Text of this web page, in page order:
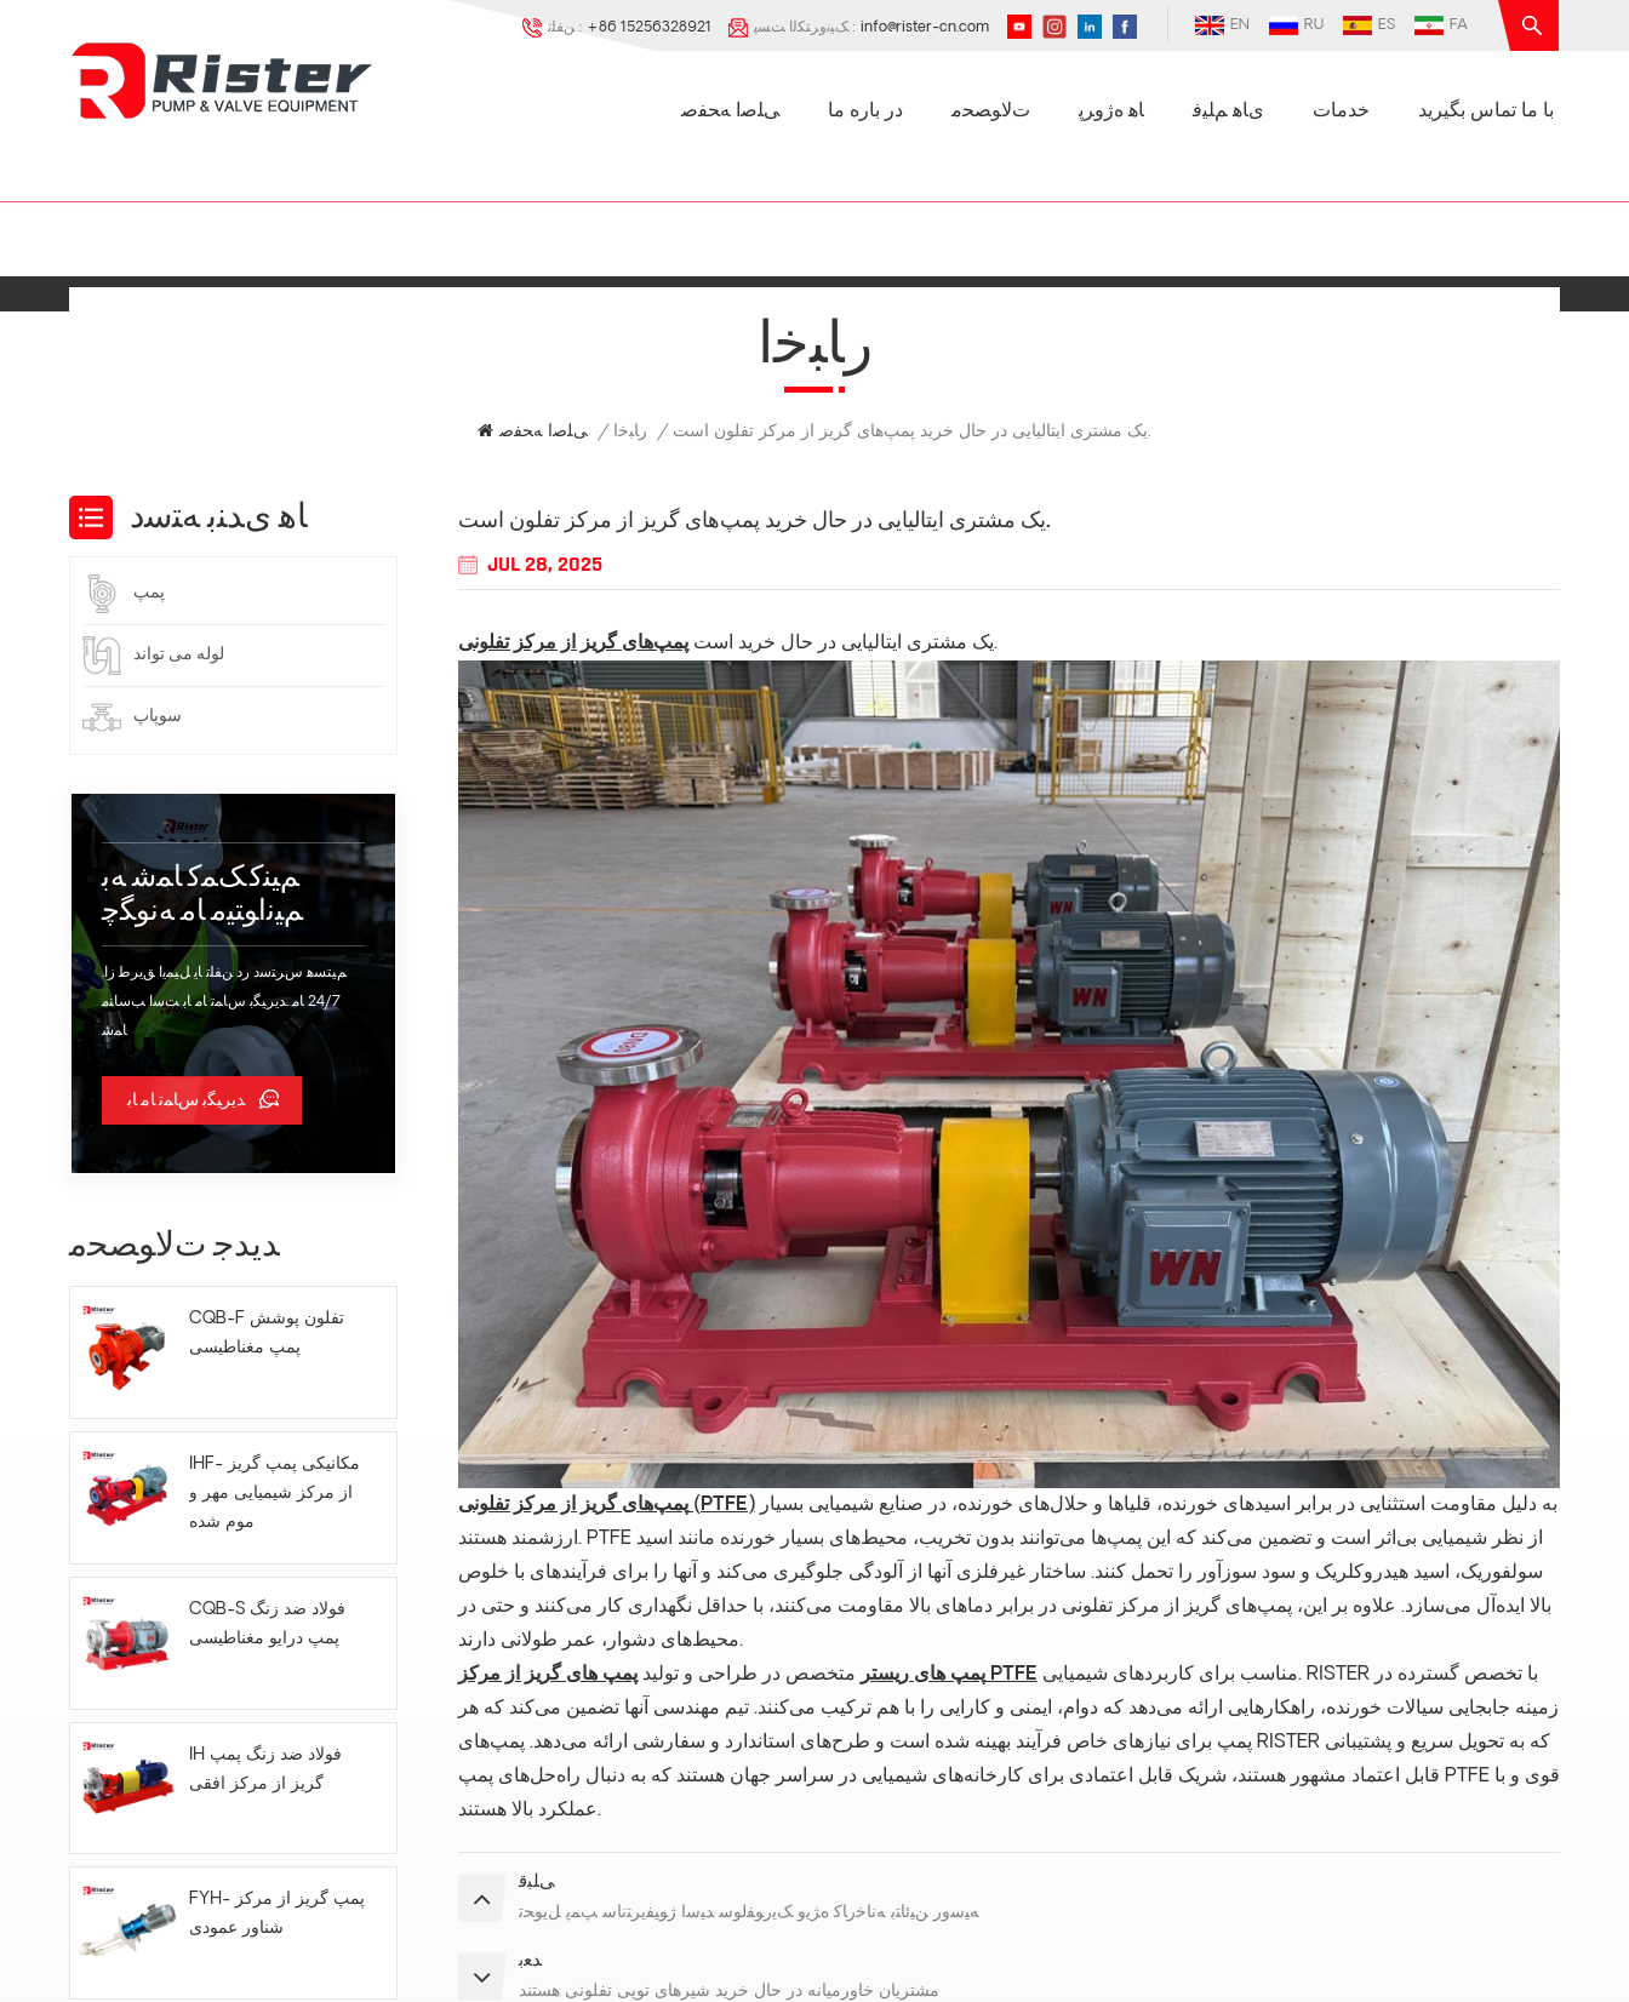
EN RU ES FA ﻦﻔﻠﺗ : +86 15256328921 ﮏﯿﻧﻭﺮﺘﮑﻟﺍ ﺖﺴﭘ : info@rister-cn.com
ﯽﻠﺻﺍ ﻪﺤﻔﺻ در باره ما ﺕﻻ ﻮﺼﺤﻣ ﺎﻫ ﻩﮊﻭﺮﭘ ﯼﺎﻫ ﻢﻠﯿﻓ خدمات با ما تماس بگیرید
ﺭﺎﺒﺧﺍ
ﯽﻠﺻﺍ ﻪﺤﻔﺻ / ﺭﺎﺒﺧﺍ / یک مشتری ایتالیایی در حال خرید پمپ‌های گریز از مرکز تفلون است.
یک مشتری ایتالیایی در حال خرید پمپ‌های گریز از مرکز تفلون است.
JUL 28, 2025
یک مشتری ایتالیایی در حال خرید استپمپ‌های گریز از مرکز تفلونی .
پمپ‌های گریز از مرکز تفلونی (PTFE)به دلیل مقاومت استثنایی در برابر اسیدهای خورنده، قلیاها و حلال‌های خورنده، در صنایع شیمیایی بسیار
ارزشمند هستند. PTFE از نظر شیمیایی بی‌اثر است و تضمین می‌کند که این پمپ‌ها می‌توانند بدون تخریب، محیط‌های بسیار خورنده مانند اسید
سولفوریک، اسید هیدروکلریک و سود سوزآور را تحمل کنند. ساختار غیرفلزی آنها از آلودگی جلوگیری می‌کند و آنها را برای فرآیندهای با خلوص
بالا ایده‌آل می‌سازد. علاوه بر این، پمپ‌های گریز از مرکز تفلونی در برابر دماهای بالا مقاومت می‌کنند، با حداقل نگهداری کار می‌کنند و حتی در
محیط‌های دشوار، عمر طولانی دارند.
پمپ های ریستر متخصص در طراحی و تولید پمپ های گریز از مرکز PTFE
زمینه جابجایی سیالات خورنده، راهکارهایی ارائه می‌دهد که دوام، ایمنی و کارایی را با هم ترکیب می‌کنند. تیم مهندسی آنها تضمین می‌کند که هر
پمپ برای نیازهای خاص فرآیند بهینه شده است و طرح‌های استاندارد و سفارشی ارائه می‌دهد. پمپ‌های RISTER که به تحویل سریع و پشتیبانی
قابل اعتماد مشهور هستند، شریک قابل اعتمادی برای کارخانه‌های شیمیایی در سراسر جهان هستند که به دنبال راه‌حل‌های پمپ PTFE قوی و با
عملکرد بالا هستند.
ﯽﻠﺒﻗ
ﻪﯿﺳﻭﺭ ﻦﯿﺋﺎﺘﺑ ﻪﻧﺎﺧﺭﺎﮐ ﻩﮋﯾﻭ ﮏﯾﺭﻮﻔﻟﻮﺳ ﺪﯿﺳﺍ ﮊﻮﯿﻔﯾﺮﺘﻧﺎﺳ ﭗﻤﭘ ﻞﯾﻮﺤﺗ
ﺪﻌﺑ
مشتریان خاورمیانه در حال خرید شیرهای توپی تفلونی هستند
ﺎﻫ ﯼﺪﻨﺑ ﻪﺘﺳﺩ
پمپ
لوله می تواند
سوپاپ
ﻢﯿﻨﮐ ﮏﻤﮐ ﺎﻤﺷ ﻪﺑ
ﻢﯿﻧﺍﻮﺘﯿﻣ ﺎﻣ ﻪﻧﻮﮕﭼ
.ﻢﯿﺘﺴﻫ ﺱﺮﺘﺳﺩ ﺭﺩ ﻦﻔﻠﺗ ﺎﯾ ﻞﯿﻤﯾﺍ ﻖﯾﺮﻃ ﺯﺍ
24/7 ﺎﻣ .ﺪﯾﺮﯿﮕﺑ ﺱﺎﻤﺗ ﺎﻣ ﺎﺑ ﺖﺳﺍ ﺐﺳﺎﻨﻣ
ﺎﻤﺷ
ﺪﯾﺮﯿﮕﺑ ﺱﺎﻤﺗ ﺎﻣ ﺎﺑ
ﺪﯾﺪﺟ ﺕﻻ ﻮﺼﺤﻣ
CQB-F تفلون پوشش
پمپ مغناطیسی
IHF- مکانیکی پمپ گریز
از مرکز شیمیایی مهر و
موم شده
CQB-S فولاد ضد زنگ
پمپ درایو مغناطیسی
IH فولاد ضد زنگ پمپ
گریز از مرکز افقی
FYH- پمپ گریز از مرکز
شناور عمودی